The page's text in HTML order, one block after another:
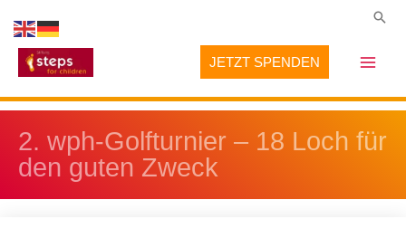
Inhalt
springen
JETZT SPENDEN
2. wph-Golfturnier – 18 Loch für
den guten Zweck